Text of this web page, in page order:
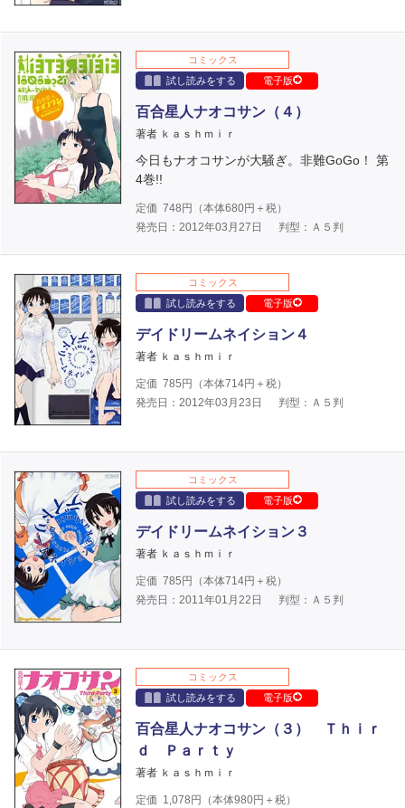
コミックス
試し読みをする
電子版
百合星人ナオコサン（４）
著者 ｋａｓｈｍｉｒ
今日もナオコサンが大騒ぎ。非難GoGo！ 第
4巻!!
定価 748 円（本体680円＋税）
発売日：2012年03月27日
判型：Ａ５判
コミックス
試し読みをする
電子版
デイドリームネイション４
著者 ｋａｓｈｍｉｒ
定価 785 円（本体714円＋税）
発売日：2012年03月23日
判型：Ａ５判
コミックス
試し読みをする
電子版
デイドリームネイション３
著者 ｋａｓｈｍｉｒ
定価 785 円（本体714円＋税）
発売日：2011年01月22日
判型：Ａ５判
コミックス
試し読みをする
電子版
百合星人ナオコサン（３） Ｔｈｉｒ
ｄ Ｐａｒｔｙ
著者 ｋａｓｈｍｉｒ
定価 1,078 円（本体980円＋税）